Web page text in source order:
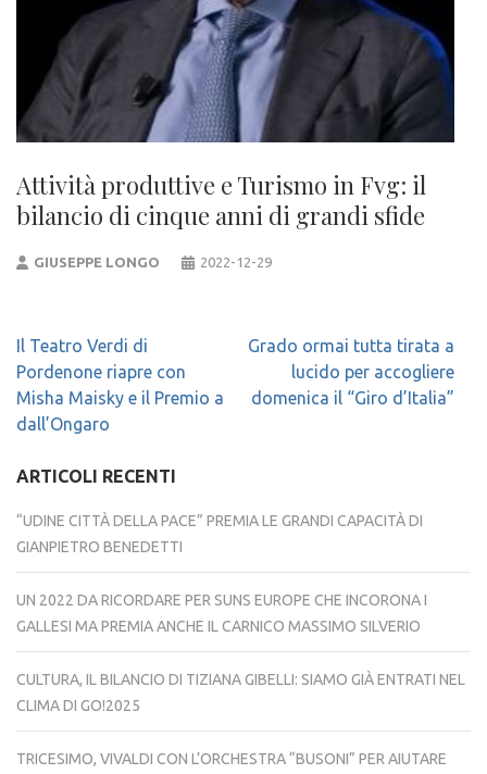
Attività produttive e Turismo in Fvg: il
bilancio di cinque anni di grandi sfide
GIUSEPPE LONGO 2022-12-29
Navigazione
articoli
Il Teatro Verdi di
Pordenone riapre con
Misha Maisky e il Premio a
dall’Ongaro
Grado ormai tutta tirata a
lucido per accogliere
domenica il “Giro d’Italia”
ARTICOLI RECENTI
“UDINE CITTÀ DELLA PACE” PREMIA LE GRANDI CAPACITÀ DI
GIANPIETRO BENEDETTI
UN 2022 DA RICORDARE PER SUNS EUROPE CHE INCORONA I
GALLESI MA PREMIA ANCHE IL CARNICO MASSIMO SILVERIO
CULTURA, IL BILANCIO DI TIZIANA GIBELLI: SIAMO GIÀ ENTRATI NEL
CLIMA DI GO!2025
TRICESIMO, VIVALDI CON L’ORCHESTRA “BUSONI” PER AIUTARE